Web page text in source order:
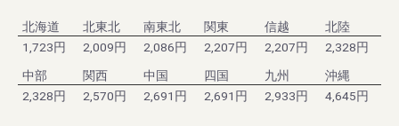
北海道
1,723円
北東北
2,009円
南東北
2,086円
関東
2,207円
信越
2,207円
北陸
2,328円
中部
2,328円
関西
2,570円
中国
2,691円
四国
2,691円
九州
2,933円
沖縄
4,645円